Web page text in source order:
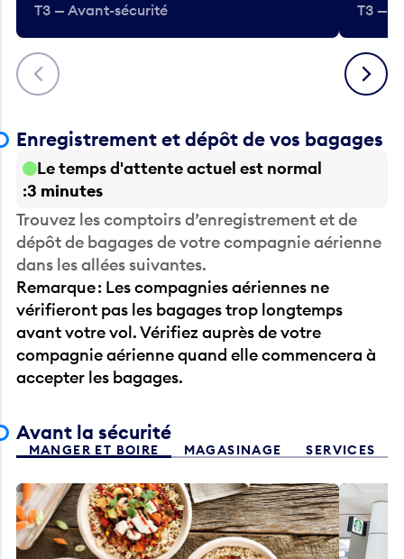
Précédent Suivant
Le temps d'attente actuel est normal
3 minutes
Trouvez les comptoirs d’enregistrement et de
dépôt de bagages de votre compagnie aérienne
dans les allées suivantes.
Remarque : Les compagnies aériennes ne
vérifieront pas les bagages trop longtemps
avant votre vol. Vérifiez auprès de votre
compagnie aérienne quand elle commencera à
accepter les bagages.
MANGER ET BOIRE